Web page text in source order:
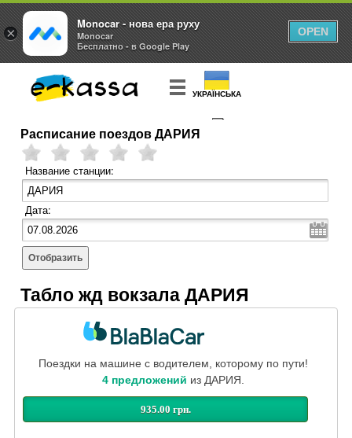
УКРАЇНСЬКА
КУПИТЬ
Расписание поездов ДАРИЯ
Название станции:
Дата:
Отобразить
Табло жд вокзала ДАРИЯ
Поездки на машине с водителем, которому по пути!
4 предложений из ДАРИЯ.
935.00 грн.
×
Monocar - нова ера руху
Monocar
Бесплатно - в Google Play
OPEN